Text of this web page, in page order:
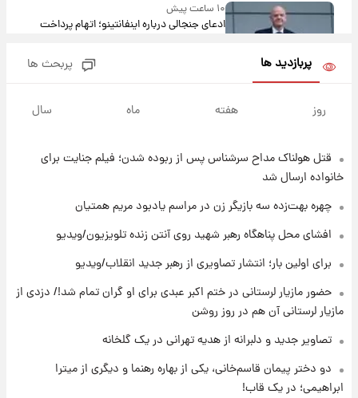
۱۰ ساعت پیش
ادعای جنجالی درباره اینفانتینو؛ اتهام پرداخت
آلزایمر و زوال عقل افزایش می‌یابد؟
۱۰ ساعت پیش
۱۰ ساعت پیش
مرداد ۱۴۰۵ +جدول
۱۱ ساعت پیش
با قدرتمندترین و بادوام ترین تانک جهان آشنا
شوید+ فیلم
پربازدید ها پربحث ها
روز هفته ماه سال
قتل هولناک مداح سرشناس پس از ربوده شدن؛ فیلم جنایت برای
خانواده ارسال شد
چهره بهت‌زده سه بازیگر زن در مراسم یادبود مریم همتیان
افشای محل پناهگاه‌ رهبر شهید روی آنتن زنده تلویزیون/ویدیو
برای اولین بار؛ انتشار تصاویری از رهبر جدید انقلاب/ویدیو
حضور مازیار لرستانی در ختم اکبر عبدی برای او گران تمام شد!/ دزدی از
مازیار لرستانی آن هم در روز روشن
تصاویر جدید و دلبرانه از هدیه تهرانی در یک گلخانه
دو دختر پیمان قاسم‌خانی، یکی از بهاره رهنما و دیگری از میترا
ابراهیمی؛ در یک قاب!